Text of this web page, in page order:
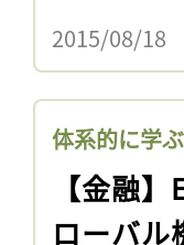
2015/08/18
体系的に学ぶ
【金融
ローバル